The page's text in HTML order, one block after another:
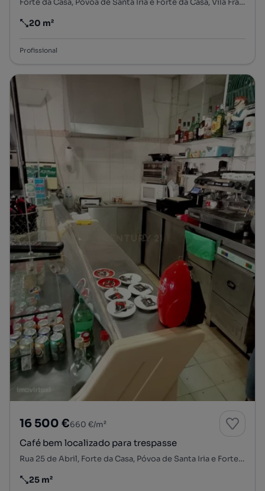
Preço por metro quadrado
20 m²
Profissional
16 500 €660 €/m²
Café bem localizado para trespasse
Rua 25 de Abril, Forte da Casa, Póvoa de Santa Iria e Forte da Casa, Vila Franca de Xira, Lisboa
Preço por metro quadrado
25 m²